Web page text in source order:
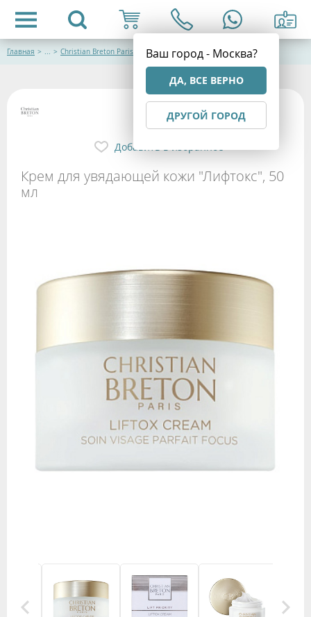
Ваш город - Москва?
ДА, ВСЕ ВЕРНО
ДРУГОЙ ГОРОД
Главная > ... > Christian Breton Paris (Франция) Космецевтика
Крем для увядающей кожи "Лифтокс", 50
мл
Добавить в избранное